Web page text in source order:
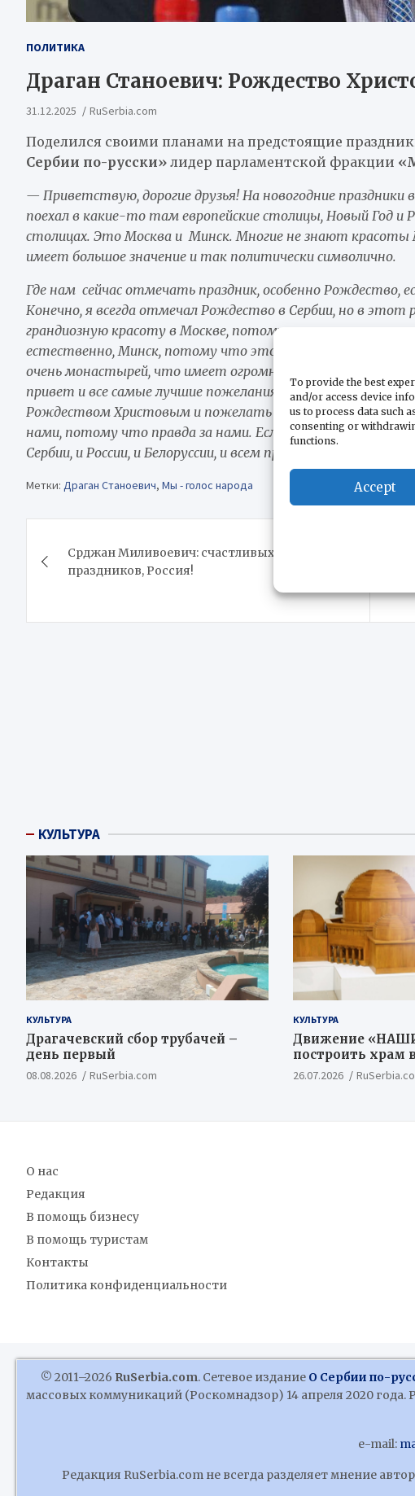
To provide the best
and/or access device
us to process data such
consenting or
functions.
Accept
ПОЛИТИКА
Драган Станоевич: Рождество
31.12.2025 RuSerbia.com
Поделился своими планами на предстоящие
Сербии по-русски» лидер парламентской фракции
— Приветствую, дорогие друзья! На новогодние
поехал в какие-то там европейские столицы, Новый Год и
столицах. Это Москва и Минск. Многие не знают красоты
имеет большое значение и так политически символично.
Где нам сейчас отмечать праздник, особенно Рождество,
Конечно, я всегда отмечал Рождество в Сербии, но в
грандиозную красоту в Москве, потому что, наверное, нет
естественно, Минск, потому что это тоже красивейший
очень монастырей, что имеет огромное значение в эти
привет и все самые лучшие пожелания и на Новый год, и
Рождеством Христовым и пожелать нам удачи,
нами, потому что правда за нами. Если правда за нами, то
Сербии, и России, и Белоруссии, и всем православным
Метки: Драган Станоевич, Мы - голос народа
по
Срджан Миливоевич: счастливых
праздников, Россия!
КУЛЬТУРА
КУЛЬТУРА
Драгачевский сбор трубачей –
день первый
08.08.2026 RuSerbia.com
КУЛЬТУРА
Движение
построить храм
Косовской Битвы
26.07.2026
О нас
Редакция
В помощь бизнесу
В помощь туристам
Контакты
Политика конфиденциальности
© 2011–2026 RuSerbia.com. Сетевое издание О Сербии по-
массовых коммуникаций (Роскомнадзор) 14 апреля 2020
e-mail:
Редакция RuSerbia.com не всегда разделяет мнение